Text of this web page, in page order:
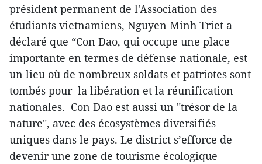
président permanent de l'Association des
étudiants vietnamiens, Nguyen Minh Triet a
déclaré que “Con Dao, qui occupe une place
importante en termes de défense nationale, est
un lieu où de nombreux soldats et patriotes sont
tombés pour la libération et la réunification
nationales. Con Dao est aussi un "trésor de la
nature", avec des écosystèmes diversifiés
uniques dans le pays. Le district s’efforce de
devenir une zone de tourisme écologique